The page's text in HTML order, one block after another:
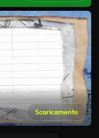
Scaricamento